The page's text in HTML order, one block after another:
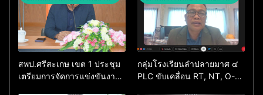
สพป.ศรีสะเกษ เขต 1 ประชุม
เตรียมการจัดการแข่งขันงาน
กลุ่มโรงเรียนลำปลายมาศ ๔
PLC ขับเคลื่อน RT, NT, O-